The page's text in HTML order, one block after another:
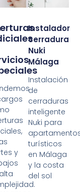
y
Instalador
cerradura
Nuki
Málaga
Instalación
de
cerraduras
inteligente
Nuki para
turísticos
en Málaga
y la costa
del sol